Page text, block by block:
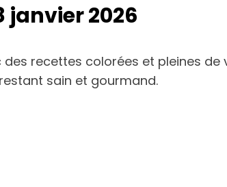
janvier 2026
des recettes colorées et pleines de
sain et gourmand.